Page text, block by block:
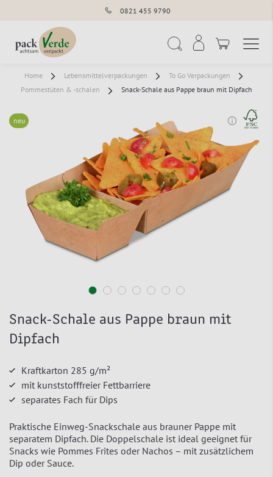
0821 455 9790
Home Lebensmittelverpackungen
To Go Verpackungen
Pommestüten & -schalen
Snack-Schale aus Pappe braun mit Dipfach
neu
Snack-Schale aus Pappe braun mit
Dipfach
Kraftkarton 285 g/m²
mit kunststofffreier Fettbarriere
separates Fach für Dips
Praktische Einweg-Snackschale aus brauner Pappe mit
separatem Dipfach. Die Doppelschale ist ideal geeignet für
Snacks wie Pommes Frites oder Nachos – mit zusätzlichem
Dip oder Sauce.